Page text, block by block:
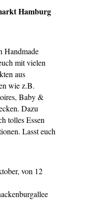
Hamburg
Handmade
mit vielen
aus
wie z.B.
Baby &
Dazu
tolles Essen
Lasst euch
von 12